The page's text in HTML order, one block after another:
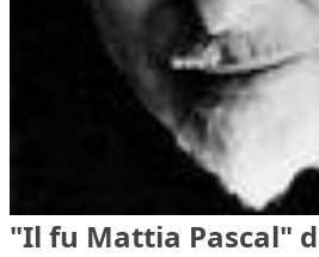
"Il fu Mattia Pascal"